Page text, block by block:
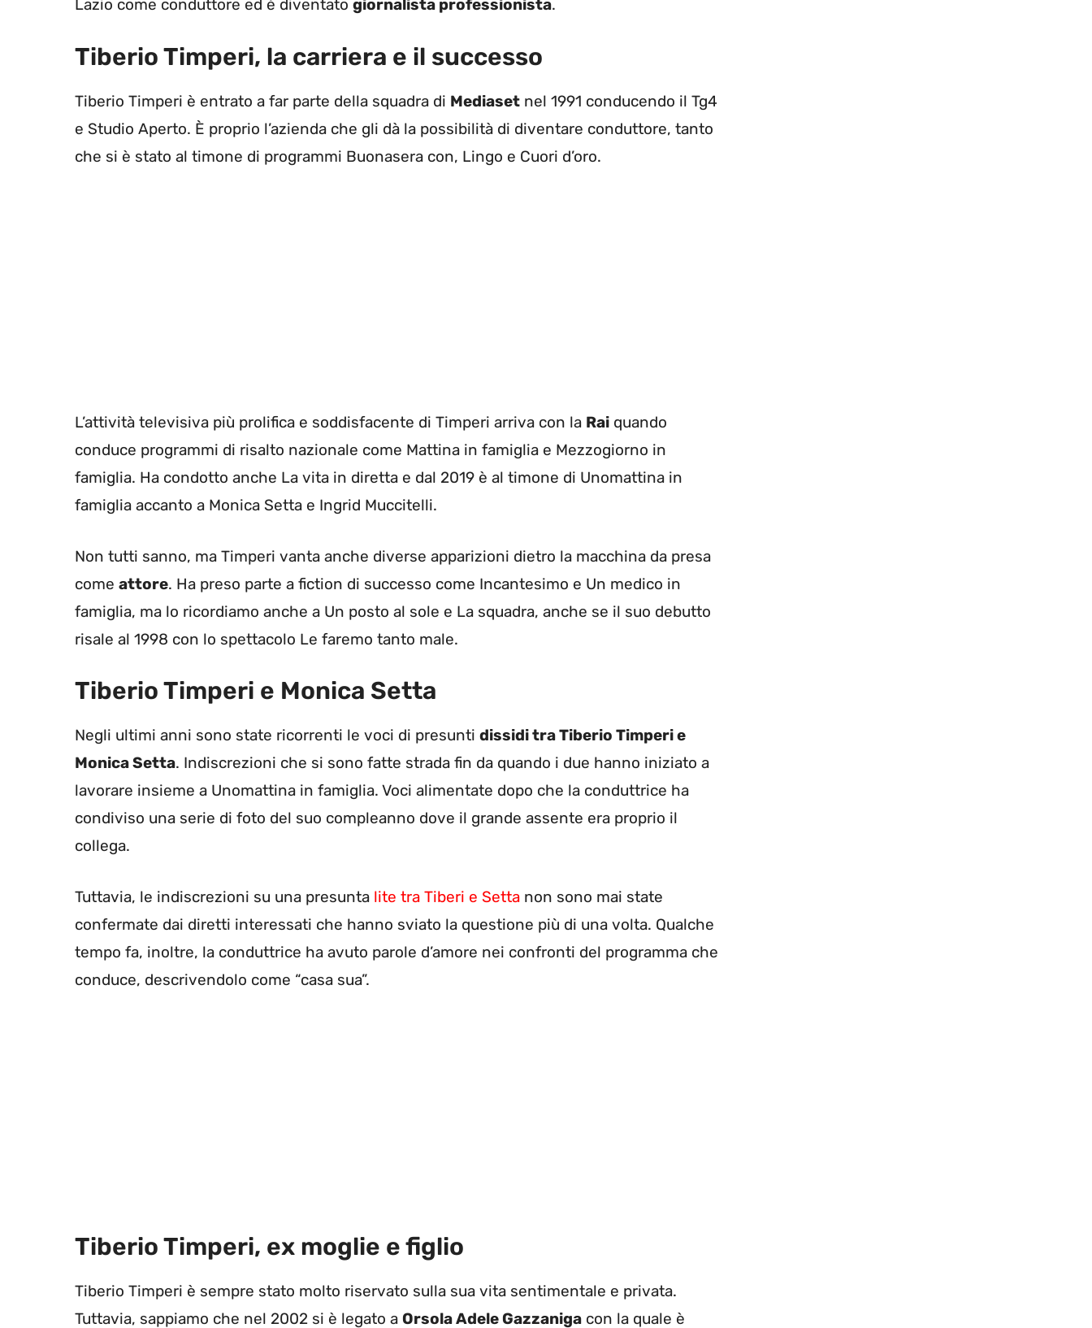
Lazio come conduttore ed è diventato giornalista professionista.
Tiberio Timperi, la carriera e il successo
Tiberio Timperi è entrato a far parte della squadra di Mediaset nel 1991 conducendo il Tg4
e Studio Aperto. È proprio l’azienda che gli dà la possibilità di diventare conduttore, tanto
che si è stato al timone di programmi Buonasera con, Lingo e Cuori d’oro.
L’attività televisiva più prolifica e soddisfacente di Timperi arriva con la Rai quando
conduce programmi di risalto nazionale come Mattina in famiglia e Mezzogiorno in
famiglia. Ha condotto anche La vita in diretta e dal 2019 è al timone di Unomattina in
famiglia accanto a Monica Setta e Ingrid Muccitelli.
Non tutti sanno, ma Timperi vanta anche diverse apparizioni dietro la macchina da presa
come attore. Ha preso parte a fiction di successo come Incantesimo e Un medico in
famiglia, ma lo ricordiamo anche a Un posto al sole e La squadra, anche se il suo debutto
risale al 1998 con lo spettacolo Le faremo tanto male.
Tiberio Timperi e Monica Setta
Negli ultimi anni sono state ricorrenti le voci di presunti dissidi tra Tiberio Timperi e
Monica Setta. Indiscrezioni che si sono fatte strada fin da quando i due hanno iniziato a
lavorare insieme a Unomattina in famiglia. Voci alimentate dopo che la conduttrice ha
condiviso una serie di foto del suo compleanno dove il grande assente era proprio il
collega.
Tuttavia, le indiscrezioni su una presunta lite tra Tiberi e Setta non sono mai state
confermate dai diretti interessati che hanno sviato la questione più di una volta. Qualche
tempo fa, inoltre, la conduttrice ha avuto parole d’amore nei confronti del programma che
conduce, descrivendolo come “casa sua”.
Tiberio Timperi, ex moglie e figlio
Tiberio Timperi è sempre stato molto riservato sulla sua vita sentimentale e privata.
Tuttavia, sappiamo che nel 2002 si è legato a Orsola Adele Gazzaniga con la quale è